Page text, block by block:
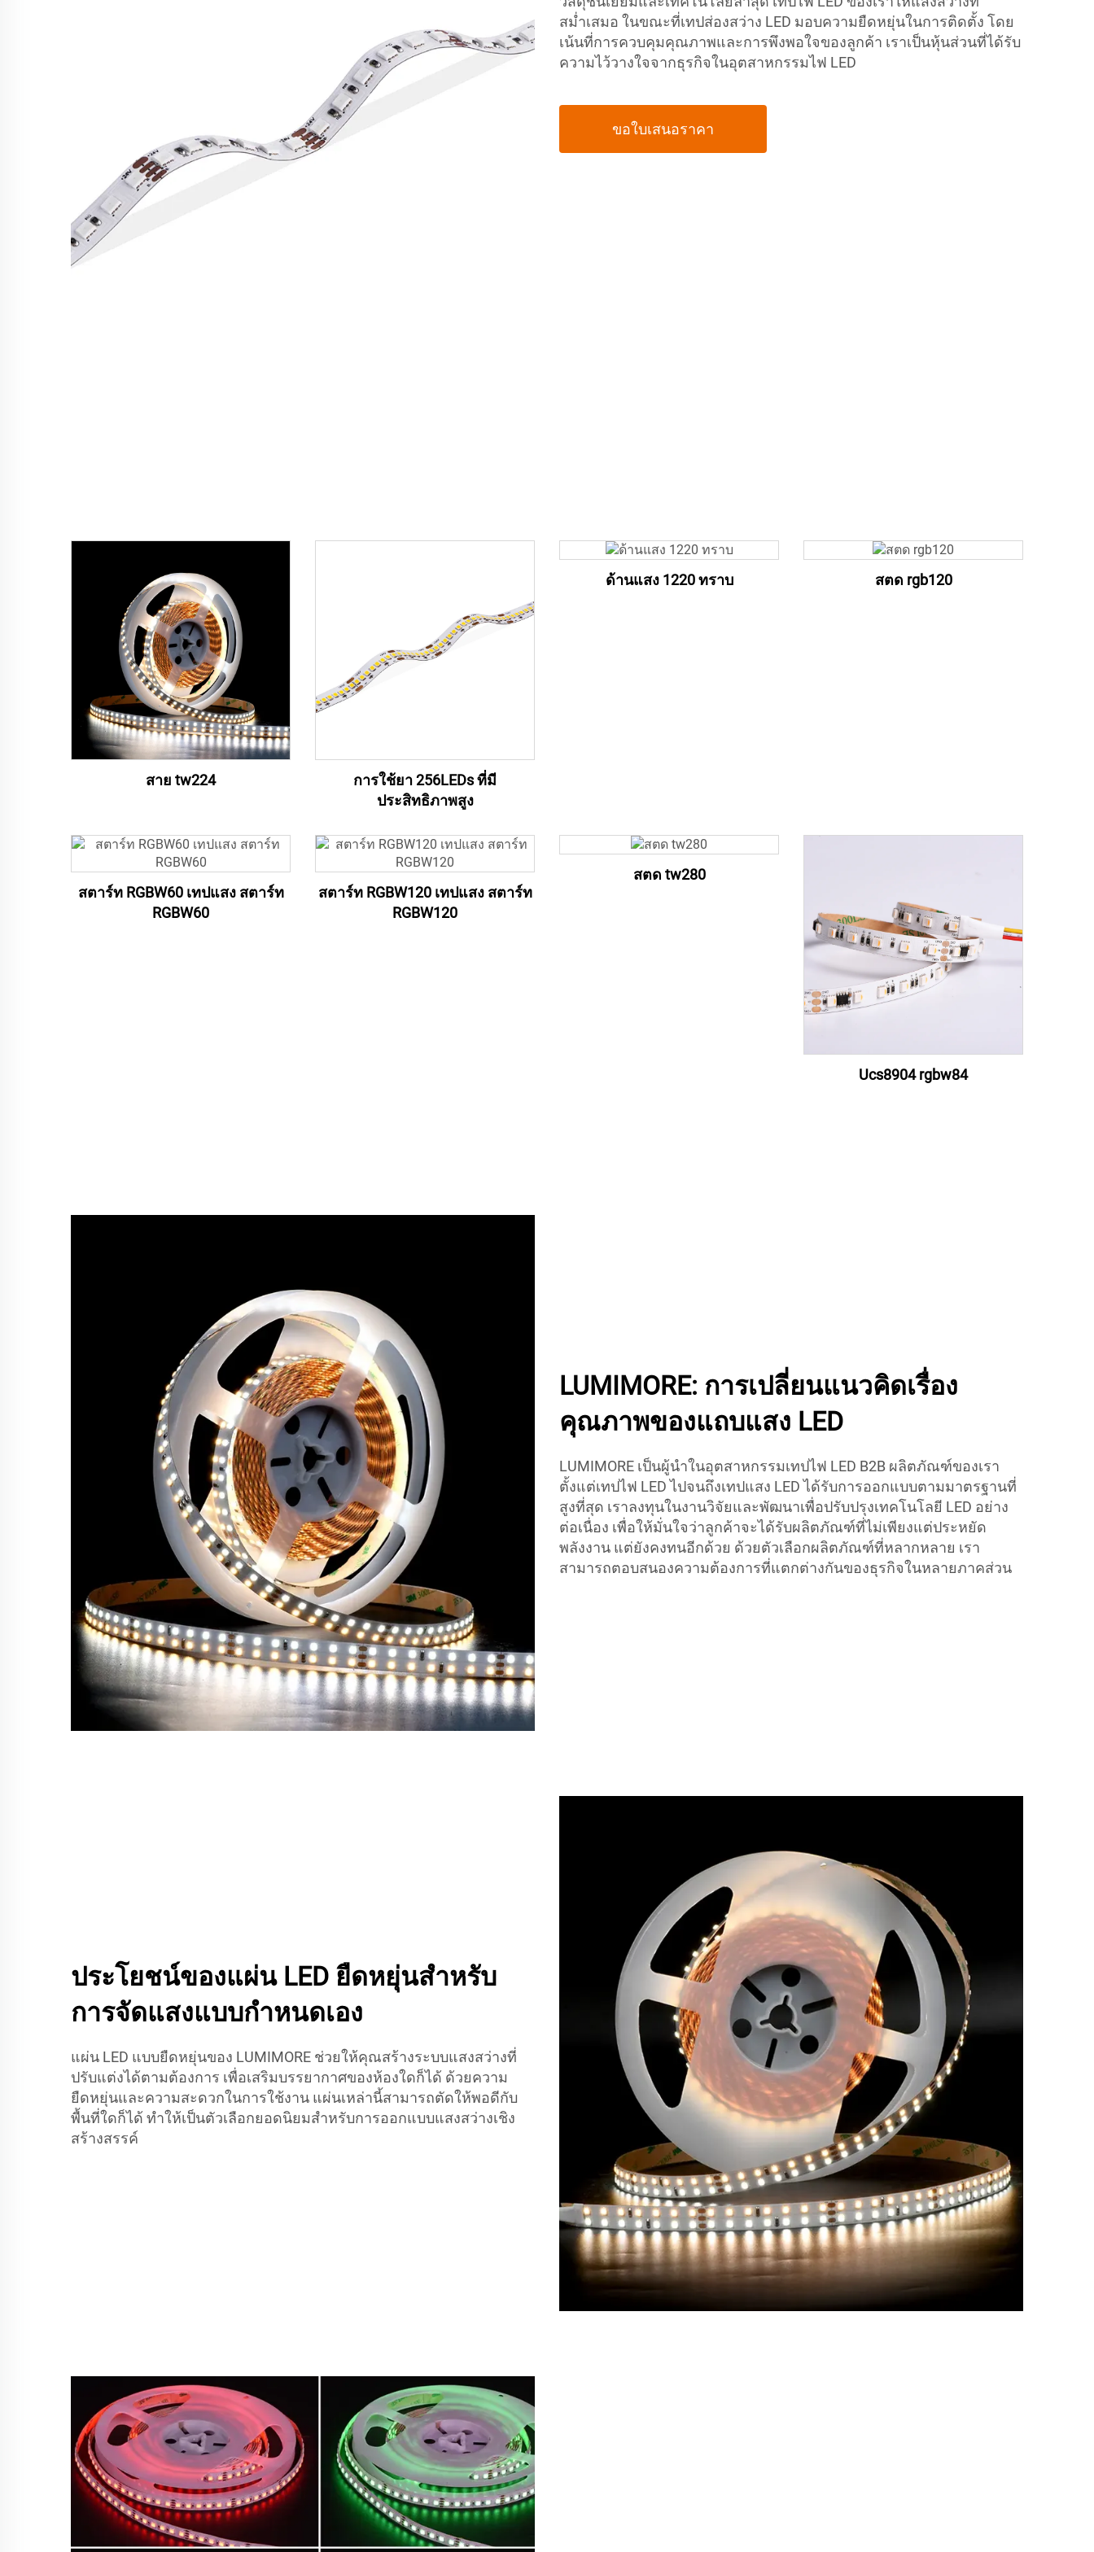
สม่ำเสมอ ในขณะที่เทปส่องสว่าง LED มอบความยืดหยุ่นในการติดตั้ง โดย
เน้นที่การควบคุมคุณภาพและการพึงพอใจของลูกค้า เราเป็นหุ้นส่วนที่ได้รับ
ความไว้วางใจจากธุรกิจในอุตสาหกรรมไฟ LED
ขอใบเสนอราคา
สาย tw224
การใช้ยา 256LEDs ที่มี
ประสิทธิภาพสูง
ด้านแสง 1220 ทราบ สตด rgb120
สตาร์ท RGBW60 เทปแสง สตาร์ท
RGBW60
สตาร์ท RGBW120 เทปแสง สตาร์ท
RGBW120
สตด tw280
Ucs8904 rgbw84
LUMIMORE: การเปลี่ยนแนวคิดเรื่อง
คุณภาพของแถบแสง LED
LUMIMORE เป็นผู้นำในอุตสาหกรรมเทปไฟ LED B2B ผลิตภัณฑ์ของเรา
ตั้งแต่เทปไฟ LED ไปจนถึงเทปแสง LED ได้รับการออกแบบตามมาตรฐานที่
สูงที่สุด เราลงทุนในงานวิจัยและพัฒนาเพื่อปรับปรุงเทคโนโลยี LED อย่าง
ต่อเนื่อง เพื่อให้มั่นใจว่าลูกค้าจะได้รับผลิตภัณฑ์ที่ไม่เพียงแต่ประหยัด
พลังงาน แต่ยังคงทนอีกด้วย ด้วยตัวเลือกผลิตภัณฑ์ที่หลากหลาย เรา
สามารถตอบสนองความต้องการที่แตกต่างกันของธุรกิจในหลายภาคส่วน
ประโยชน์ของแผ่น LED ยืดหยุ่นสำหรับ
การจัดแสงแบบกำหนดเอง
แผ่น LED แบบยืดหยุ่นของ LUMIMORE ช่วยให้คุณสร้างระบบแสงสว่างที่
ปรับแต่งได้ตามต้องการ เพื่อเสริมบรรยากาศของห้องใดก็ได้ ด้วยความ
ยืดหยุ่นและความสะดวกในการใช้งาน แผ่นเหล่านี้สามารถตัดให้พอดีกับ
พื้นที่ใดก็ได้ ทำให้เป็นตัวเลือกยอดนิยมสำหรับการออกแบบแสงสว่างเชิง
สร้างสรรค์